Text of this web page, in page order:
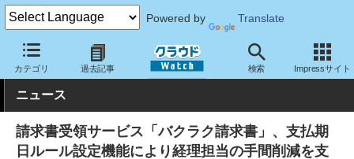
Powered by Translate
カテゴリ 過去記事 検索 Impressサイト
クラウド Watch サービス・ソフト サービス 業務関連
ニュース
請求書受領サービス「バクラク請求書」、支払期
日ルール設定機能により経理担当の手間削減を支